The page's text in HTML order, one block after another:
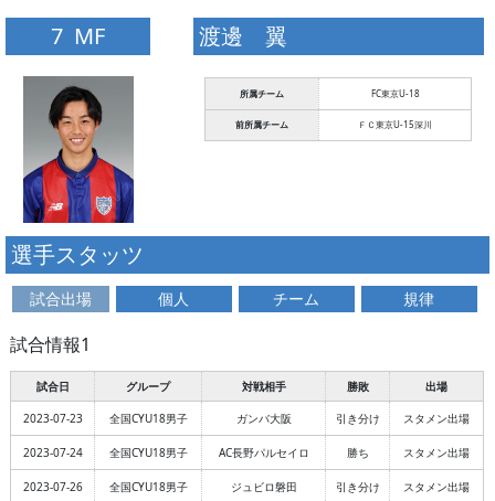
7 MF 渡邊 翼
所属チーム FC東京U-18
前所属チーム ＦＣ東京U-15深川
選手スタッツ
試合出場 個人 チーム 規律
試合情報1
試合日 グループ 対戦相手 勝敗 出場
2023-07-23 全国CYU18男子 ガンバ大阪 引き分け スタメン出場
2023-07-24 全国CYU18男子 AC長野パルセイロ 勝ち スタメン出場
2023-07-26 全国CYU18男子 ジュビロ磐田 引き分け スタメン出場